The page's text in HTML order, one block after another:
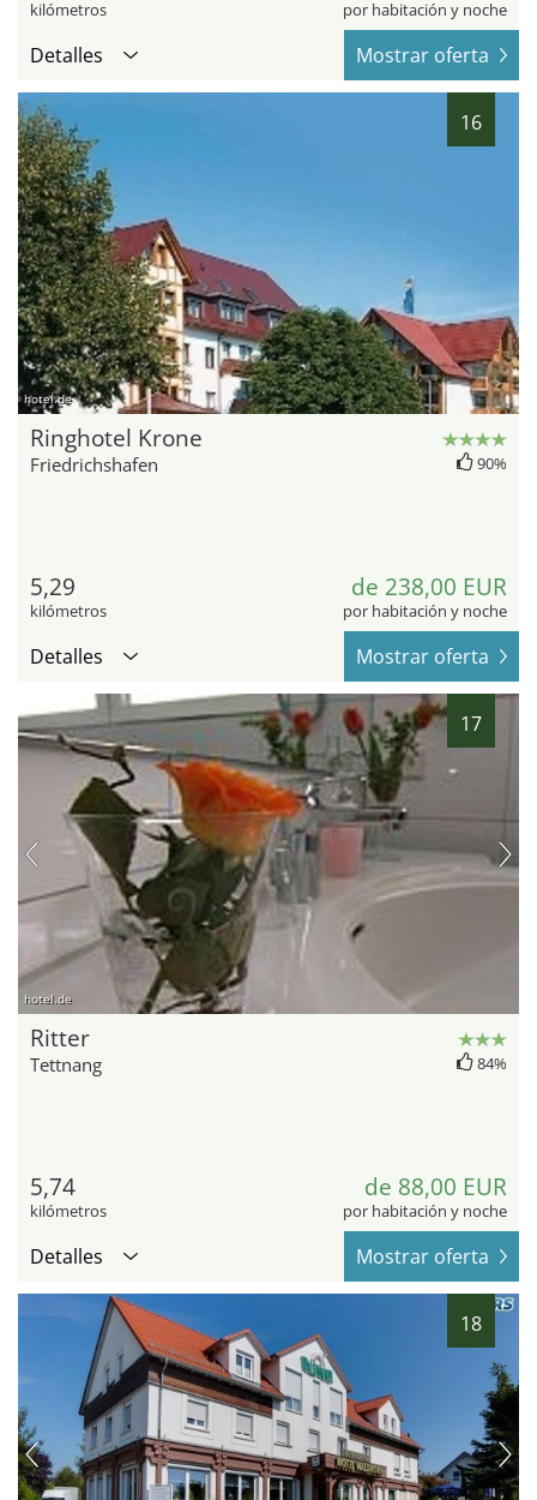
kilómetros por habitación y noche
Detalles Mostrar oferta
16
hotel.de
Ringhotel Krone
Friedrichshafen 90%
5,29
kilómetros
de 238,00 EUR
por habitación y noche
Detalles Mostrar oferta
17
hotel.de
Ritter
Tettnang 84%
5,74
kilómetros
de 88,00 EUR
por habitación y noche
Detalles Mostrar oferta
18